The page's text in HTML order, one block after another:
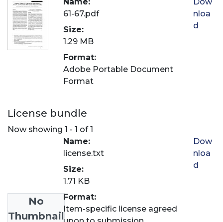
61-67.pdf
Size:
1.29 MB
Format:
Adobe Portable Document
Format
nloa
d
License bundle
Now showing 1 - 1 of 1
No
Thumbnail
Name:
license.txt
Size:
1.71 KB
Format:
Item-specific license agreed
Dow
nloa
d